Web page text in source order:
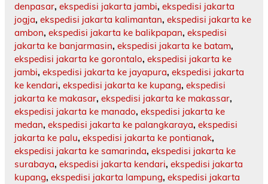
denpasar, ekspedisi jakarta jambi, ekspedisi jakarta
jogja, ekspedisi jakarta kalimantan, ekspedisi jakarta ke
ambon, ekspedisi jakarta ke balikpapan, ekspedisi
jakarta ke banjarmasin, ekspedisi jakarta ke batam,
ekspedisi jakarta ke gorontalo, ekspedisi jakarta ke
jambi, ekspedisi jakarta ke jayapura, ekspedisi jakarta
ke kendari, ekspedisi jakarta ke kupang, ekspedisi
jakarta ke makasar, ekspedisi jakarta ke makassar,
ekspedisi jakarta ke manado, ekspedisi jakarta ke
medan, ekspedisi jakarta ke palangkaraya, ekspedisi
jakarta ke palu, ekspedisi jakarta ke pontianak,
ekspedisi jakarta ke samarinda, ekspedisi jakarta ke
surabaya, ekspedisi jakarta kendari, ekspedisi jakarta
kupang, ekspedisi jakarta lampung, ekspedisi jakarta